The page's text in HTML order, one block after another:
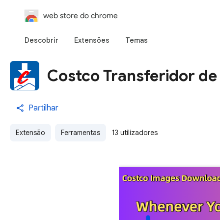
web store do chrome
Descobrir Extensões Temas
Costco Transferidor
Partilhar
Extensão Ferramentas 13 utilizadores